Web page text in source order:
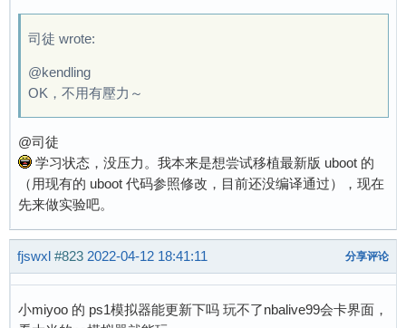
司徒 wrote:
@kendling
OK，不用有壓力～
@司徒
学习状态，没压力。我本来是想尝试移植最新版 uboot 的
（用现有的 uboot 代码参照修改，目前还没编译通过），现在
先来做实验吧。
fjswxl #823 2022-04-12 18:41:11 分享评论
小miyoo 的 ps1模拟器能更新下吗 玩不了nbalive99会卡界面，